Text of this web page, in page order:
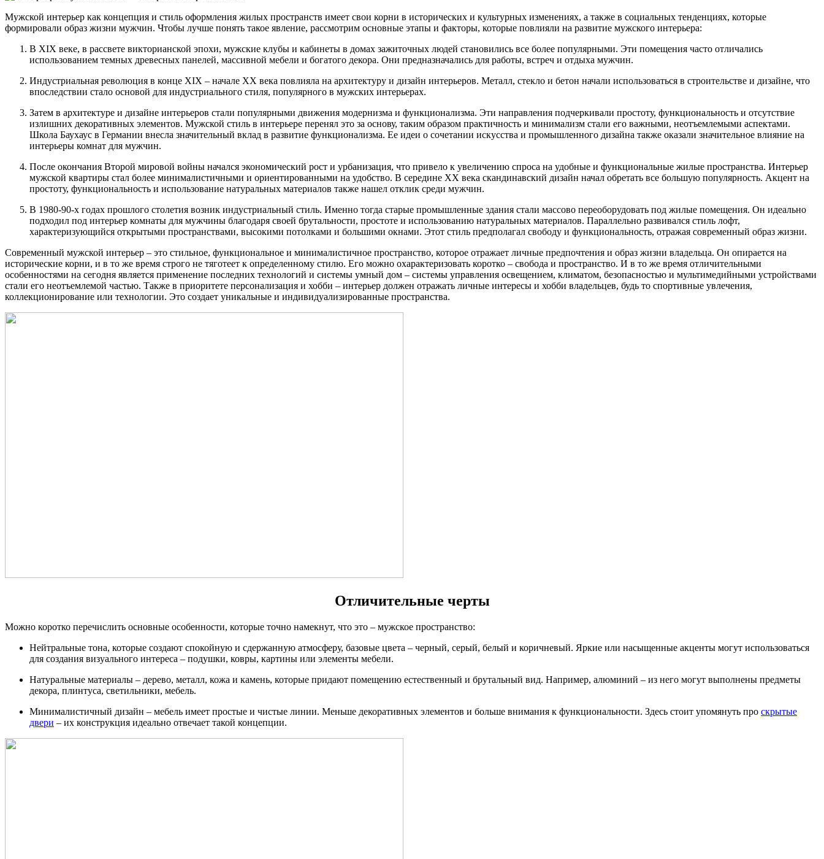
Мужской интерьер как концепция и стиль оформления жилых пространств имеет свои корни в исторических и культурных изменениях, а также в социальных тенденциях, которые
формировали образ жизни мужчин. Чтобы лучше понять такое явление, рассмотрим основные этапы и факторы, которые повлияли на развитие мужского интерьера:
В XIX веке, в рассвете викторианской эпохи, мужские клубы и кабинеты в домах зажиточных людей становились все более популярными. Эти помещения часто отличались
использованием темных древесных панелей, массивной мебели и богатого декора. Они предназначались для работы, встреч и отдыха мужчин.
Индустриальная революция в конце XIX – начале XX века повлияла на архитектуру и дизайн интерьеров. Металл, стекло и бетон начали использоваться в строительстве и дизайне, что
впоследствии стало основой для индустриального стиля, популярного в мужских интерьерах.
Затем в архитектуре и дизайне интерьеров стали популярными движения модернизма и функционализма. Эти направления подчеркивали простоту, функциональность и отсутствие
излишних декоративных элементов. Мужской стиль в интерьере перенял это за основу, таким образом практичность и минимализм стали его важными, неотъемлемыми аспектами.
Школа Баухаус в Германии внесла значительный вклад в развитие функционализма. Ее идеи о сочетании искусства и промышленного дизайна также оказали значительное влияние на
интерьеры комнат для мужчин.
После окончания Второй мировой войны начался экономический рост и урбанизация, что привело к увеличению спроса на удобные и функциональные жилые пространства. Интерьер
мужской квартиры стал более минималистичными и ориентированными на удобство. В середине XX века скандинавский дизайн начал обретать все большую популярность. Акцент на
простоту, функциональность и использование натуральных материалов также нашел отклик среди мужчин.
В 1980-90-х годах прошлого столетия возник индустриальный стиль. Именно тогда старые промышленные здания стали массово переоборудовать под жилые помещения. Он идеально
подходил под интерьер комнаты для мужчины благодаря своей брутальности, простоте и использованию натуральных материалов. Параллельно развивался стиль лофт,
характеризующийся открытыми пространствами, высокими потолками и большими окнами. Этот стиль предполагал свободу и функциональность, отражая современный образ жизни.
Современный мужской интерьер – это стильное, функциональное и минималистичное пространство, которое отражает личные предпочтения и образ жизни владельца. Он опирается на
исторические корни, и в то же время строго не тяготеет к определенному стилю. Его можно охарактеризовать коротко – свобода и пространство. И в то же время отличительными
особенностями на сегодня является применение последних технологий и системы умный дом – системы управления освещением, климатом, безопасностью и мультимедийными устройствами
стали его неотъемлемой частью. Также в приоритете персонализация и хобби – интерьер должен отражать личные интересы и хобби владельцев, будь то спортивные увлечения,
коллекционирование или технологии. Это создает уникальные и индивидуализированные пространства.
Отличительные черты
Можно коротко перечислить основные особенности, которые точно намекнут, что это – мужское пространство:
Нейтральные тона, которые создают спокойную и сдержанную атмосферу, базовые цвета – черный, серый, белый и коричневый. Яркие или насыщенные акценты могут использоваться
для создания визуального интереса – подушки, ковры, картины или элементы мебели.
Натуральные материалы – дерево, металл, кожа и камень, которые придают помещению естественный и брутальный вид. Например, алюминий – из него могут выполнены предметы
декора, плинтуса, светильники, мебель.
Минималистичный дизайн – мебель имеет простые и чистые линии. Меньше декоративных элементов и больше внимания к функциональности. Здесь стоит упомянуть про скрытые
двери – их конструкция идеально отвечает такой концепции.